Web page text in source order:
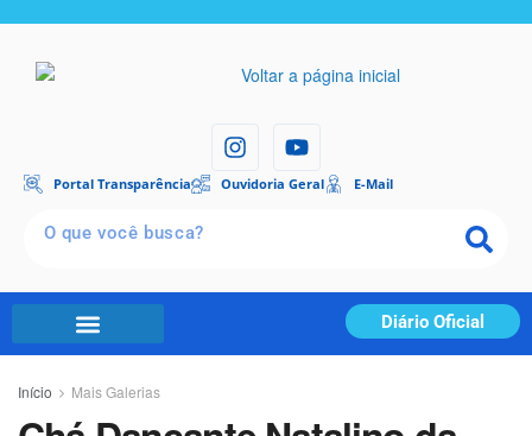
Portal Transparência Ouvidoria Geral E-Mail
Diário Oficial
Início Mais Galerias